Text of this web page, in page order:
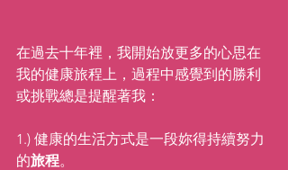
在過去十年裡，我開始放更多的心思在
我的健康旅程上，過程中感覺到的勝利
或挑戰總是提醒著我：
1.) 健康的生活方式是一段妳得持續努力
的旅程。